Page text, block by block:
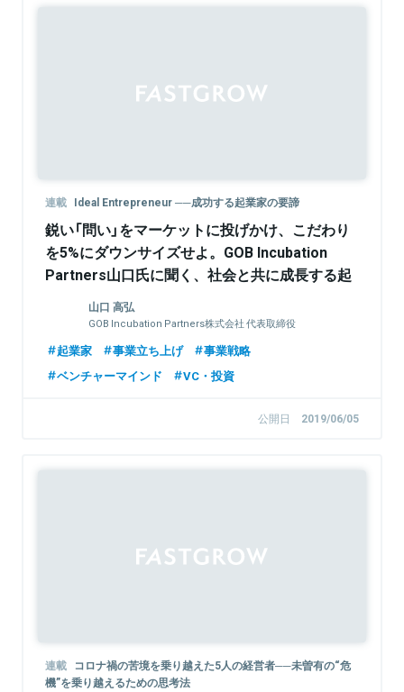
連載 Ideal Entrepreneur ──成功する起業家の要諦
鋭い「問い」をマーケットに投げかけ、こだわり
を5%にダウンサイズせよ。GOB Incubation
Partners山口氏に聞く、社会と共に成長する起
山口 高弘
GOB Incubation Partners株式会社 代表取締役
起業家 事業立ち上げ
事業戦略
ベンチャーマインド
VC・投資
公開日 2019/06/05
連載 コロナ禍の苦境を乗り越えた5人の経営者──未曽有の“危
機”を乗り越えるための思考法